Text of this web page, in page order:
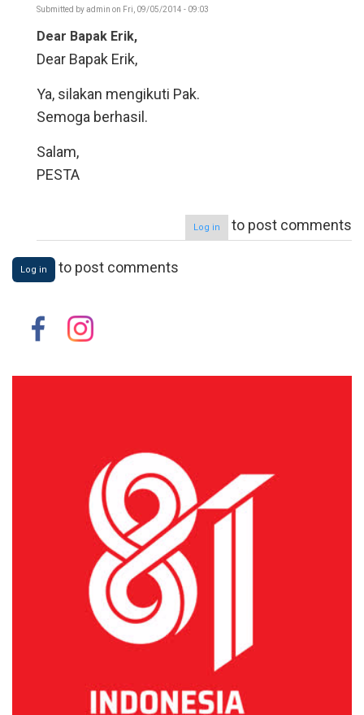
Submitted byadmin on Fri, 09/05/2014 - 09:03
reply
Mau
by
erik
kristovel
Dear Bapak Erik,
Dear Bapak Erik,
Ya, silakan mengikuti Pak.
Semoga berhasil.
Salam,
PESTA
Log in to post comments
Log in to post comments